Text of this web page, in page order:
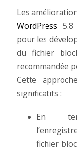
Les
WordPress
pour les
du fichier
recommandée
Cette
significatifs :
En
fichier